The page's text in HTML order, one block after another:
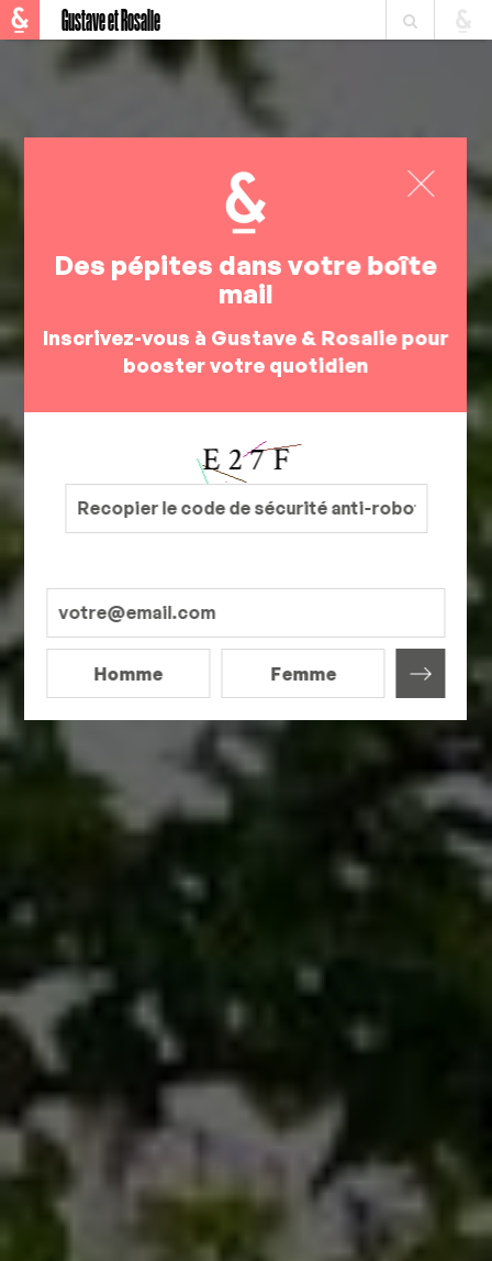
Gustave et Rosalie
Des pépites dans votre boîte
mail
Inscrivez-vous à Gustave & Rosalie pour
booster votre quotidien
Homme Femme